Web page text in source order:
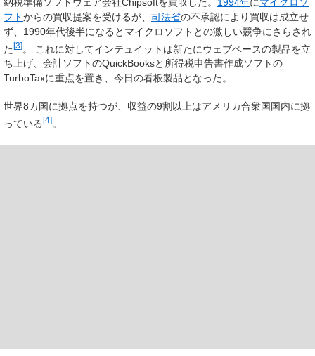
フトからの買収提案を受けるが、 司法省の不承認により買収は成立せ
ず、1990年代後半になるとマイクロソフトとの激しい競争にさらされ
た[3]。 これに対してインテュイットは新たにウェブベースの製品を立
ち上げ、会計ソフトのQuickBooksと所得税申告書作成ソフトの
TurboTaxに重点を置き、今日の看板製品となった。
世界8カ国に拠点を持つが、収益の9割以上はアメリカ合衆国国内に拠
っている[4]。